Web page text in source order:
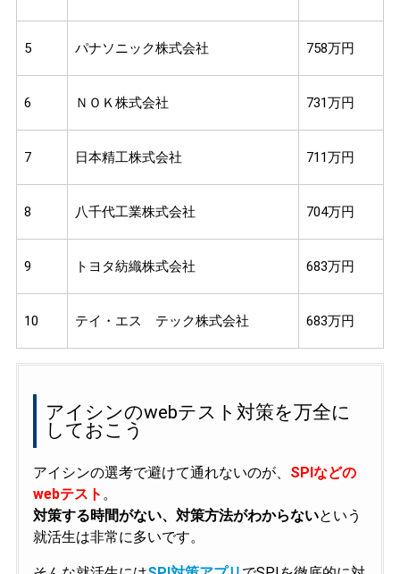
5 パナソニック株式会社 758万円
6 ＮＯＫ株式会社 731万円
7 日本精工株式会社 711万円
8 八千代工業株式会社 704万円
9 トヨタ紡織株式会社 683万円
10 テイ・エス テック株式会社 683万円
アイシンのwebテスト対策を万全に
しておこう
アイシンの選考で避けて通れないのが、 SPIなどの
webテスト 。
対策する時間がない、対策方法がわからないという
就活生は非常に多いです。